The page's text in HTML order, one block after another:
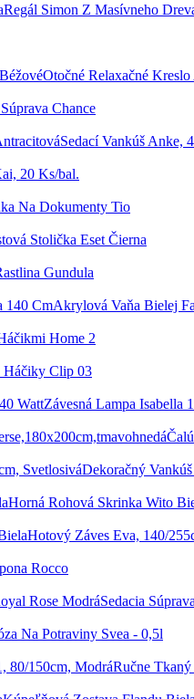
Regál Simon Z Masívneho
Otočné Relaxačné
Chance
Sedací Vankúš Anke,
20 Ks/bal.
Na Dokumenty Tio
Stolička Eset Čierna
Gundula
Akrylová Vaňa Bielej
Home 2
Háčiky Clip 03
Závesná Lampa Isabella
Dekoračný
Horná Rohová Skrinka Wito
Hotový Záves Eva, 140/
Rocco
Sedacia
Na Potraviny Svea - 0,5l
Ručne